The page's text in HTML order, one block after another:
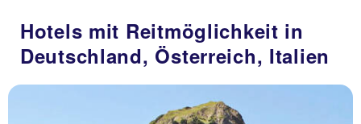
Hotels mit Reitmöglichkeit in
Deutschland, Österreich, Italien